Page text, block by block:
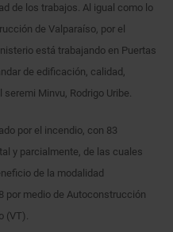
de los trabajos. Al igual como lo
de Valparaíso, por el
está trabajando en Puertas
de edificación, calidad,
Minvu, Rodrigo Uribe.
por el incendio, con 83
y parcialmente, de las cuales
de la modalidad
por medio de Autoconstrucción
(VT).